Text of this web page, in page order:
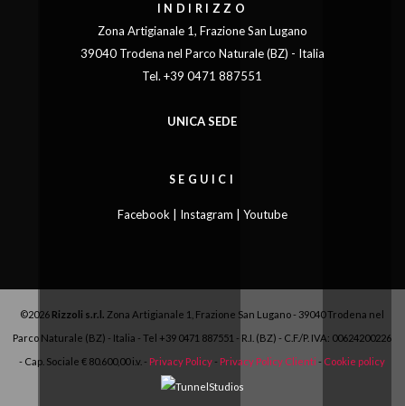
LINGUA
| FR | EN |ES |SE | SK |CZ |
INDIRIZZO
Zona Artigianale 1, Frazione San Lugano
39040 Trodena nel Parco Naturale (BZ) - Italia
Tel. +39 0471 887551
UNICA SEDE
SEGUICI
Facebook Instagram Youtube
©2026 Rizzoli s.r.l. Zona Artigianale 1, Frazione San Lugano - 39040 Trodena nel
Parco Naturale (BZ) - Italia - Tel +39 0471 887551 - R.I. (BZ) - C.F./P. IVA: 00624200226
- Cap. Sociale € 80.600,00 i.v. - Privacy Policy - Privacy Policy Clienti - Cookie policy